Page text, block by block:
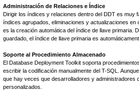
Administración de Relaciones e Índice
Dirigir los índices y relaciones dentro del DDT es muy
índices agrupados, eliminaciones y actualizaciones
es la creación automática del índice de llave primaria.
guardado, el índice de llave primaria es
Soporte al Procedimiento Almacenado
El Database Deployment Toolkit soporta
escribir la codificación manualmente del T-SQL.
que hay veces que desarrolladores y administradores
personalizados.